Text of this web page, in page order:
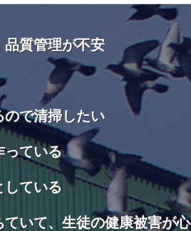
質管理が不安
ので清掃したい
っている
している
いて、生徒の健康被害が心